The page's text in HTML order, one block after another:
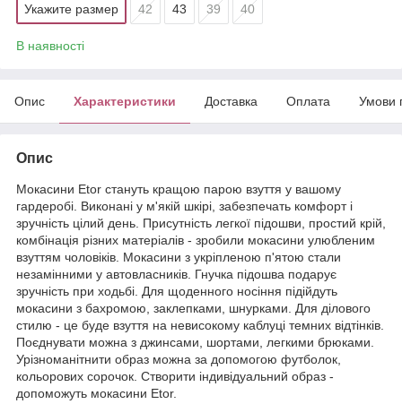
Укажите размер 42 43 39 40
В наявності
Опис Характеристики Доставка Оплата Умови
Опис
Мокасини Etor стануть кращою парою взуття у вашому
гардеробі. Виконані у м'якій шкірі, забезпечать комфорт і
зручність цілий день. Присутність легкої підошви, простий крій,
комбінація різних матеріалів - зробили мокасини улюбленим
взуттям чоловіків. Мокасини з укріпленою п'ятою стали
незамінними у автовласників. Гнучка підошва подарує
зручність при ходьбі. Для щоденного носіння підійдуть
мокасини з бахромою, заклепками, шнурками. Для ділового
стилю - це буде взуття на невисокому каблуці темних відтінків.
Поєднувати можна з джинсами, шортами, легкими брюками.
Урізноманітнити образ можна за допомогою футболок,
кольорових сорочок. Створити індивідуальний образ -
допоможуть мокасини Etor.